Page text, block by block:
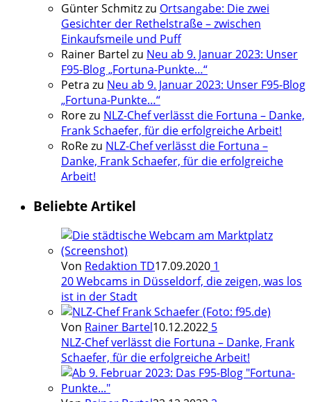
Günter Schmitzzu Ortsangabe: Die zwei
Gesichter der Rethelstraße – zwischen
Einkaufsmeile und Puff
Rainer Bartel zu Neu ab 9. Januar 2023: Unser
F95-Blog „Fortuna-Punkte…“
Petra zu Neu ab 9. Januar 2023: Unser F95-Blog
„Fortuna-Punkte…“
Rorezu NLZ-Chef verlässt die Fortuna – Danke,
Frank Schaefer, für die erfolgreiche Arbeit!
RoRezu NLZ-Chef verlässt die Fortuna –
Danke, Frank Schaefer, für die erfolgreiche
Arbeit!
Beliebte Artikel
Von Redaktion TD17.09.2020 1
20 Webcams in Düsseldorf, die zeigen, was los
ist in der Stadt
Von Rainer Bartel10.12.2022 5
NLZ-Chef verlässt die Fortuna – Danke, Frank
Schaefer, für die erfolgreiche Arbeit!